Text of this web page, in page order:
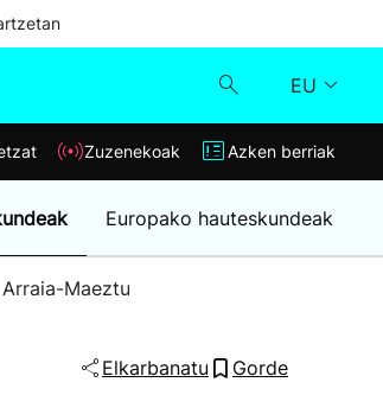
EU
Klisk
Zuzenekoak
Azken berriak
Zuzenekoak Azken berriak
Europako hauteskundeak
Arraia-Maeztu
Elkarbanatu Gorde